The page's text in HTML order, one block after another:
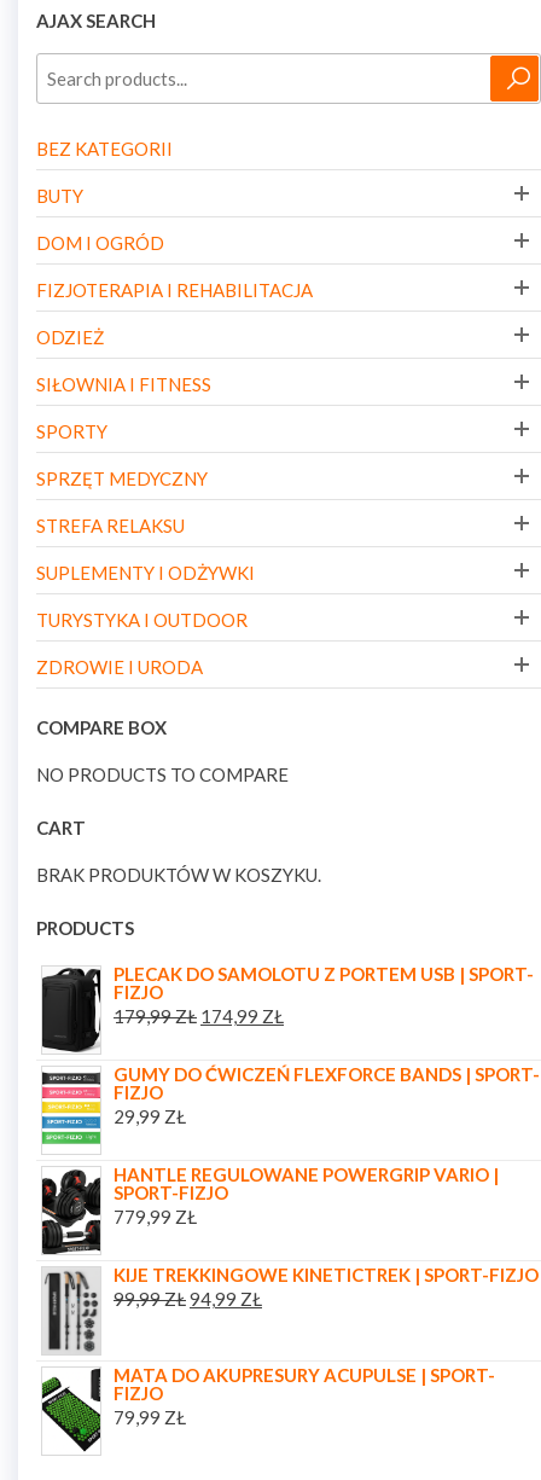
AJAX SEARCH
BEZ KATEGORII
BUTY
DOM I OGRÓD
FIZJOTERAPIA I REHABILITACJA
ODZIEŻ
SIŁOWNIA I FITNESS
SPORTY
SPRZĘT MEDYCZNY
STREFA RELAKSU
SUPLEMENTY I ODŻYWKI
TURYSTYKA I OUTDOOR
ZDROWIE I URODA
COMPARE BOX
NO PRODUCTS TO COMPARE
CART
BRAK PRODUKTÓW W KOSZYKU.
PRODUCTS
PLECAK DO SAMOLOTU Z PORTEM USB | SPORT-
FIZJO
179,99ZŁ 174,99 ZŁ
GUMY DO ĆWICZEŃ FLEXFORCE BANDS | SPORT-
FIZJO
29,99 ZŁ
HANTLE REGULOWANE POWERGRIP VARIO |
SPORT-FIZJO
779,99 ZŁ
KIJE TREKKINGOWE KINETICTREK | SPORT-FIZJO
99,99ZŁ94,99 ZŁ
MATA DO AKUPRESURY ACUPULSE | SPORT-
FIZJO
79,99 ZŁ